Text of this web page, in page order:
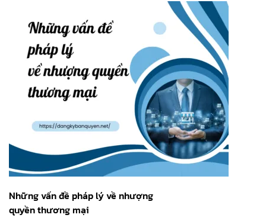
Những vấn đề pháp lý về nhượng
quyền thương mại